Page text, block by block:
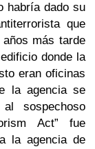
habría dado su
que
más tarde
donde la
eran oficinas
la agencia se
sospechoso
Act” fue
la agencia de